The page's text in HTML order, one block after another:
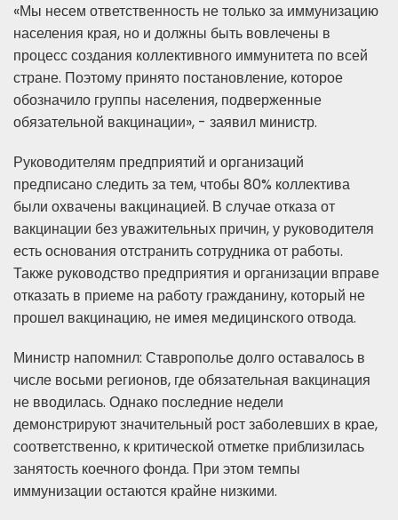
«Мы несем ответственность не только за иммунизацию
населения края, но и должны быть вовлечены в
процесс создания коллективного иммунитета по всей
стране. Поэтому принято постановление, которое
обозначило группы населения, подверженные
обязательной вакцинации», - заявил министр.
Руководителям предприятий и организаций
предписано следить за тем, чтобы 80% коллектива
были охвачены вакцинацией. В случае отказа от
вакцинации без уважительных причин, у руководителя
есть основания отстранить сотрудника от работы.
Также руководство предприятия и организации вправе
отказать в приеме на работу гражданину, который не
прошел вакцинацию, не имея медицинского отвода.
Министр напомнил: Ставрополье долго оставалось в
числе восьми регионов, где обязательная вакцинация
не вводилась. Однако последние недели
демонстрируют значительный рост заболевших в крае,
соответственно, к критической отметке приблизилась
занятость коечного фонда. При этом темпы
иммунизации остаются крайне низкими.